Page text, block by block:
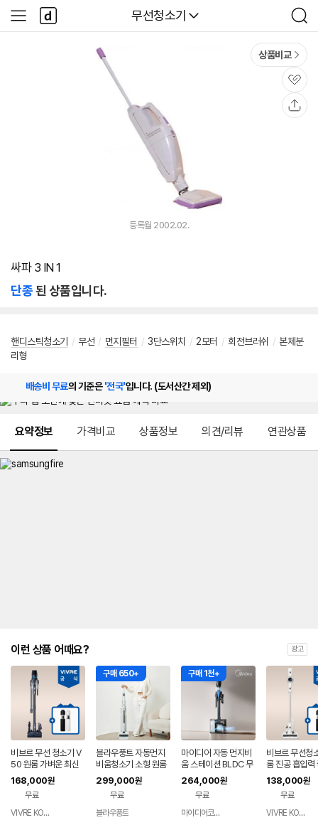
다나와
무선청소기
검
색
사
이
다
나
와
상품비교
관
심
등록월 2002.02.
싸파 3 IN 1
단종된 상품입니다.
핸디스틱청소기 / 무선 / 먼지필터 / 3단스위치 / 2모터 / 회전브러쉬 / 본체분
리형
배송비 무료의 기준은'전국'입니다. (도서산간 제외)
요약정보 가격비교 상품정보 의견/리뷰 연관상품
이런 상품 어때요? 광고
비브르 무선 청소기 V
50 원룸 가벼운 최신
형 차이슨 진공 청소기
168,000원
무료
VIVRE KOREA
구매 650+
블라우풍트 자동먼지
비움청소기 소형 원룸
핸디 BLDC 무선 진공
청소기 화이트, 단품
299,000원
무료
블라우풍트
구매 1천+
마이디어 자동 먼지비
움 스테이션 BLDC 무
선 청소기 블랙 MP08
KRGY-DS
264,000원
무료
마이디어코리아
비브르 무선청
룸 진공 흡입력
이슨 청소기
티형거치대
138,000원
무료
VIVRE KOREA